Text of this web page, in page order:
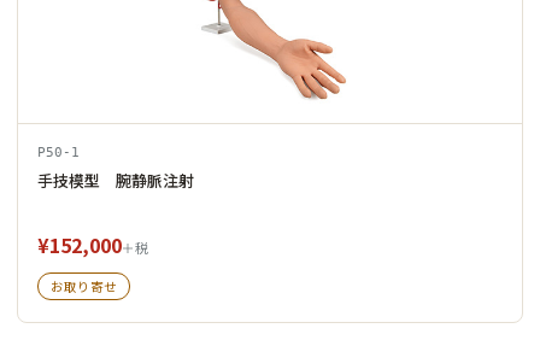
P50-1
手技模型 腕静脈注射
¥152,000＋税
お取り寄せ